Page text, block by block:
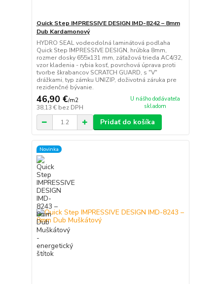
Quick Step IMPRESSIVE DESIGN IMD-8242 – 8mm
Dub Kardamonový
HYDRO SEAL vodeodolná laminátová podlaha
Quick Step IMPRESSIVE DESIGN, hrúbka 8mm,
rozmer dosky 655x131 mm, záťažová trieda AC4/32,
vzor kladenia - rybia kosť, povrchová úprava proti
tvorbe škrabancov SCRATCH GUARD, s "V"
drážkami, typ zámku UNIZIP, doživotná záruka pre
rezidenčné bývanie.
46,90 €/m2
38,13 € bez DPH
U nášho dodávateľa
skladom
Pridať do košíka
Novinka